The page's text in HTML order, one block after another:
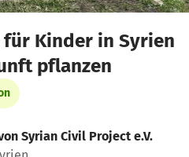
Kinder in Syrien
pflanzen
Syrian Civil Project e.V.